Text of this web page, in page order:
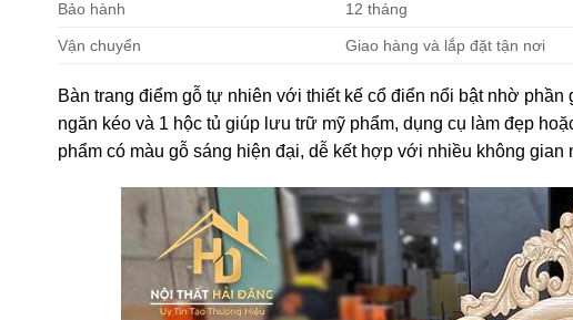
Bảo hành 12 tháng
Vận chuyển Giao hàng và lắp đặt tận nơi
Bàn trang điểm gỗ tự nhiên với thiết kế cổ điển nổi bật nhờ
ngăn kéo và 1 hộc tủ giúp lưu trữ mỹ phẩm, dụng cụ làm đẹp
phẩm có màu gỗ sáng hiện đại, dễ kết hợp với nhiều không gian